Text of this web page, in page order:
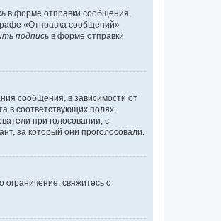
в форме отправки сообщения,
«Отправка сообщений»
подпись в форме отправки
сообщения, в зависимости от
в соответствующих полях,
при голосовании, с
за который они проголосовали.
свяжитесь с